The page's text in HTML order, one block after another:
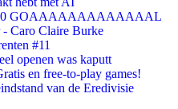
GOAAAAAAAAAAAAAL
- Caro Claire Burke
#11
openen was kaputt
en free-to-play games!
van de Eredivisie